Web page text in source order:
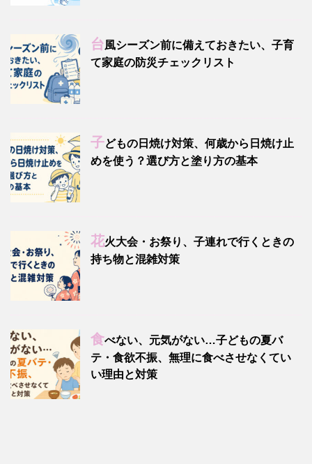
台風シーズン前に備えておきたい、子育
て家庭の防災チェックリスト
子どもの日焼け対策、何歳から日焼け止
めを使う？選び方と塗り方の基本
花火大会・お祭り、子連れで行くときの
持ち物と混雑対策
食べない、元気がない…子どもの夏バ
テ・食欲不振、無理に食べさせなくてい
い理由と対策